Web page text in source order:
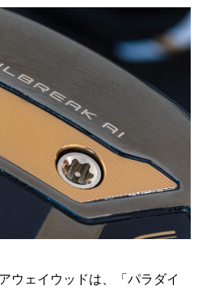
ウェイウッドは、「パラダイ